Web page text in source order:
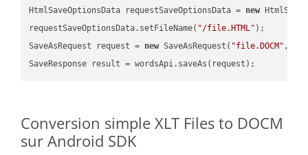
HtmlSaveOptionsData requestSaveOptionsData = new
requestSaveOptionsData.setFileName( "/file.HTML" );
SaveAsRequest request = new SaveAsRequest( "file.DOCM"
Conversion simple XLT Files to DOCM
sur Android SDK